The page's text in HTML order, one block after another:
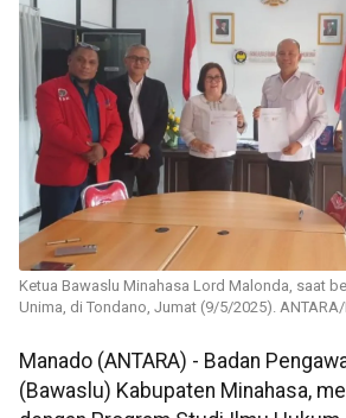
Ketua Bawaslu Minahasa Lord Malonda, saat
Unima, di Tondano, Jumat (9/5/2025).
Manado (ANTARA) - Badan
(Bawaslu) Kabupaten Minahasa,